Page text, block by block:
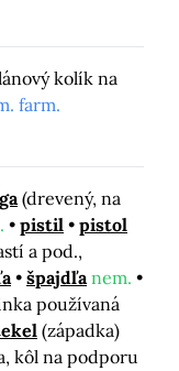
kolík na
farm.
(drevený, na
pistil
pistol
a pod.,
špajdľa nem.
používaná
(západka)
kôl na podporu